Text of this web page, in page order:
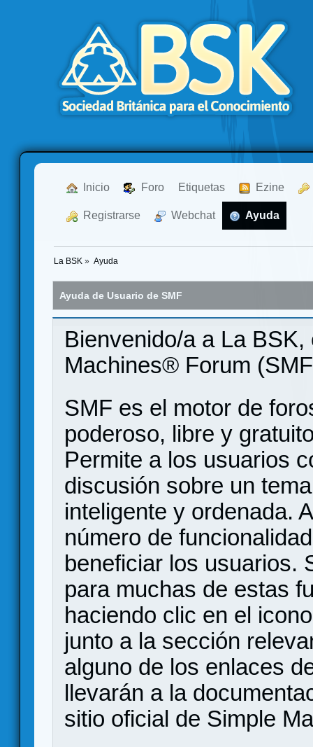
Inicio Foro Etiquetas Ezine
Registrarse Webchat Ayuda
La BSK » Ayuda
Ayuda de Usuario de SMF
Bienvenido/a a La
Machines® Forum
SMF es el motor de
poderoso, libre y
Permite a los usuarios
discusión sobre un
inteligente y ordenada.
número de
beneficiar los usuarios.
para muchas de estas
haciendo clic en el
junto a la sección
alguno de los enlaces
llevarán a la
sitio oficial de Simple